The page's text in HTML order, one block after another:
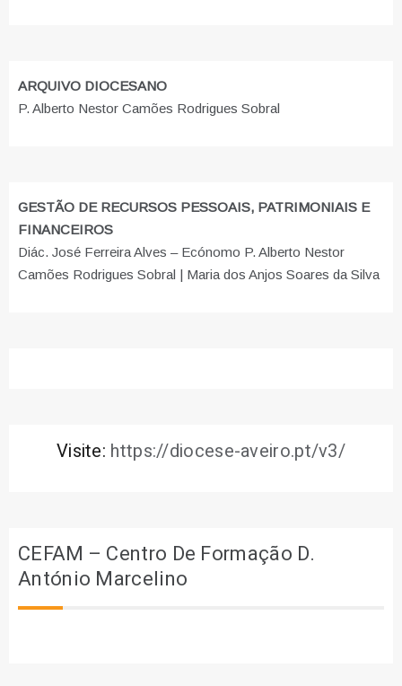
ARQUIVO DIOCESANO
P. Alberto Nestor Camões Rodrigues Sobral
GESTÃO DE RECURSOS PESSOAIS, PATRIMONIAIS E
FINANCEIROS
Diác. José Ferreira Alves – Ecónomo P. Alberto Nestor
Camões Rodrigues Sobral | Maria dos Anjos Soares da Silva
Visite: https://diocese-aveiro.pt/v3/
CEFAM – Centro De Formação D.
António Marcelino